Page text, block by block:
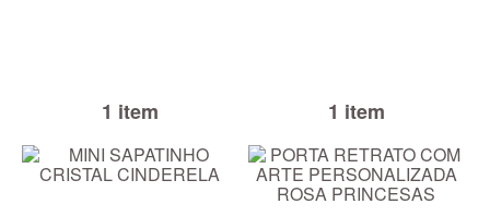
1 item 1 item